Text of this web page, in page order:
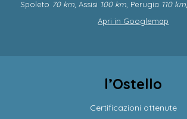
Spoleto 70 km, Assisi 100 km, Perugia 110 km
Apri in Googlemap
l’Ostello
Certificazioni ottenute